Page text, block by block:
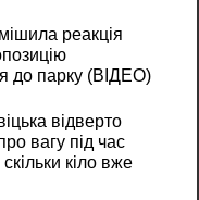
реакція
до парку (ВІДЕО)
відверто
вагу під час
скільки кіло вже